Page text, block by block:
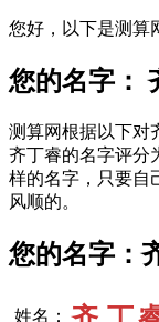
您好，以下是测算
您的名字：
测算网根据以下对
齐丁睿的名字评分
样的名字，只要自
风顺的。
您的名字：
姓名：